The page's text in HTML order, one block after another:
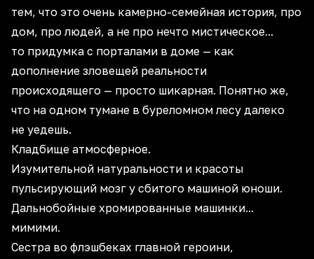
тем, что это очень камерно-семейная история, про
дом, про людей, а не про нечто мистическое...
то придумка с порталами в доме — как
дополнение зловещей реальности
происходящего — просто шикарная. Понятно же,
что на одном тумане в буреломном лесу далеко
не уедешь.
Кладбище атмосферное.
Изумительной натуральности и красоты
пульсирующий мозг у сбитого машиной юноши.
Дальнобойные хромированные машинки...
мимими.
Сестра во флэшбеках главной героини,